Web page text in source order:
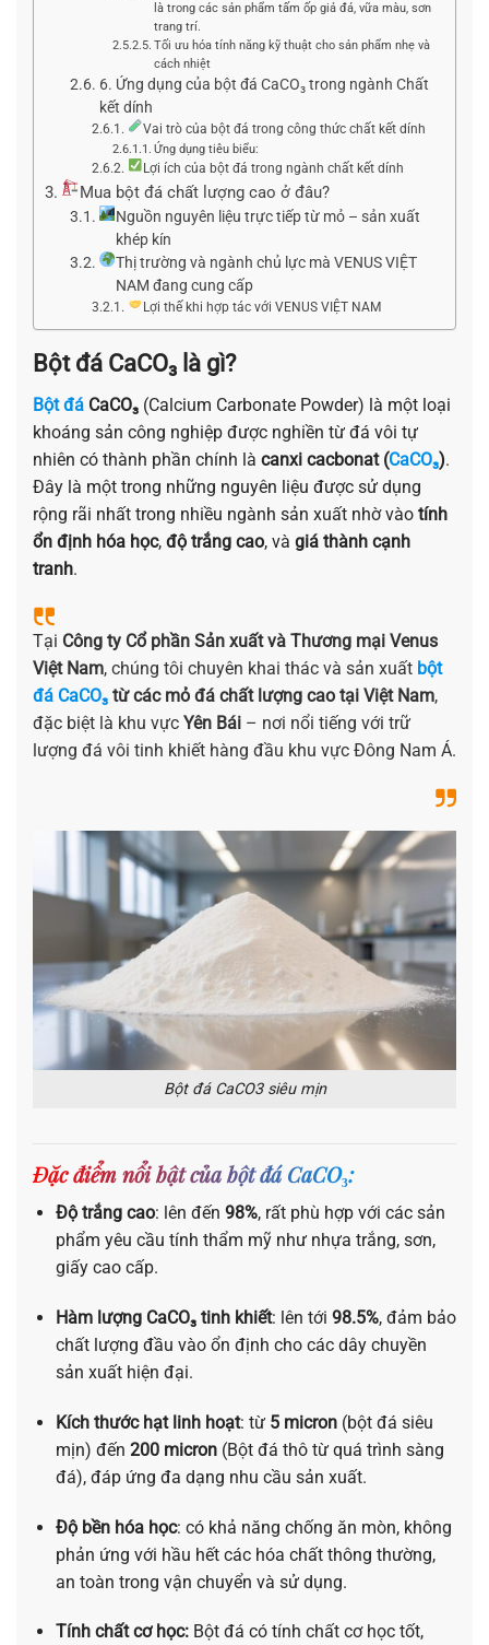
là trong các sản phẩm tấm ốp giả đá, vữa màu, sơn
trang trí.
Tối ưu hóa tính năng kỹ thuật cho sản phẩm nhẹ và
cách nhiệt
6. Ứng dụng của bột đá CaCO₃ trong ngành Chất
kết dính
Vai trò của bột đá trong công thức chất kết dính
Ứng dụng tiêu biểu:
Lợi ích của bột đá trong ngành chất kết dính
Mua bột đá chất lượng cao ở đâu?
Nguồn nguyên liệu trực tiếp từ mỏ – sản xuất
khép kín
Thị trường và ngành chủ lực mà VENUS VIỆT
NAM đang cung cấp
Lợi thế khi hợp tác với VENUS VIỆT NAM
Bột đá CaCO₃ là gì?
Bột đá CaCO₃ (Calcium Carbonate Powder) là một loại
khoáng sản công nghiệp được nghiền từ đá vôi tự
nhiên có thành phần chính là canxi cacbonat (CaCO₃).
Đây là một trong những nguyên liệu được sử dụng
rộng rãi nhất trong nhiều ngành sản xuất nhờ vào tính
ổn định hóa học, độ trắng cao, và giá thành cạnh
tranh.
Tại Công ty Cổ phần Sản xuất và Thương mại Venus
Việt Nam, chúng tôi chuyên khai thác và sản xuất bột
đá CaCO₃ từ các mỏ đá chất lượng cao tại Việt Nam,
đặc biệt là khu vực Yên Bái – nơi nổi tiếng với trữ
lượng đá vôi tinh khiết hàng đầu khu vực Đông Nam Á.
Bột đá CaCO3 siêu mịn
Đặc điểm nổi bật của bột đá CaCO₃:
Độ trắng cao: lên đến 98%, rất phù hợp với các sản
phẩm yêu cầu tính thẩm mỹ như nhựa trắng, sơn,
giấy cao cấp.
Hàm lượng CaCO₃ tinh khiết: lên tới 98.5%, đảm bảo
chất lượng đầu vào ổn định cho các dây chuyền
sản xuất hiện đại.
Kích thước hạt linh hoạt: từ5 micron(bột đá siêu
mịn) đến 200 micron (Bột đá thô từ quá trình sàng
đá), đáp ứng đa dạng nhu cầu sản xuất.
Độ bền hóa học: có khả năng chống ăn mòn, không
phản ứng với hầu hết các hóa chất thông thường,
an toàn trong vận chuyển và sử dụng.
Tính chất cơ học:Bột đá có tính chất cơ học tốt,